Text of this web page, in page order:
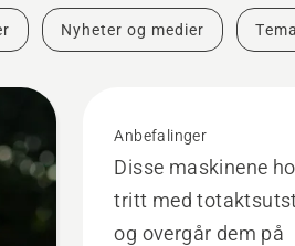
Nyheter og medier
Anbefalinger
Disse maskinene
tritt med
og overgår dem på